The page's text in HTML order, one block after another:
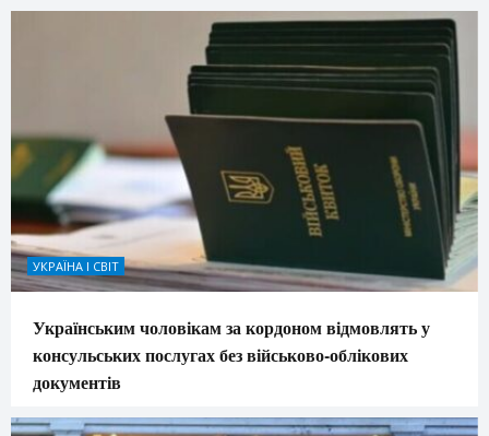
УКРАЇНА І СВІТ
Українським чоловікам за кордоном відмовлять у
консульських послугах без військово-облікових
документів